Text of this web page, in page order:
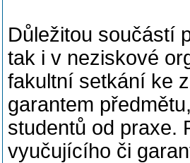
Důležitou součástí
tak i v neziskové
fakultní setkání ke
garantem
studentů od praxe.
vyučujícího či